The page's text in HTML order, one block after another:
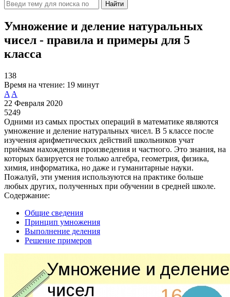
Найти
Умножение и деление натуральных
чисел - правила и примеры для 5
класса
138
Время на чтение: 19 минут
A A
22 Февраля 2020
5249
Одними из самых простых операций в математике являются
умножение и деление натуральных чисел. В 5 классе после
изучения арифметических действий школьников учат
приёмам нахождения произведения и частного. Это знания, на
которых базируется не только алгебра, геометрия, физика,
химия, информатика, но даже и гуманитарные науки.
Пожалуй, эти умения используются на практике больше
любых других, полученных при обучении в средней школе.
Содержание:
Общие сведения
Принцип умножения
Выполнение деления
Решение примеров